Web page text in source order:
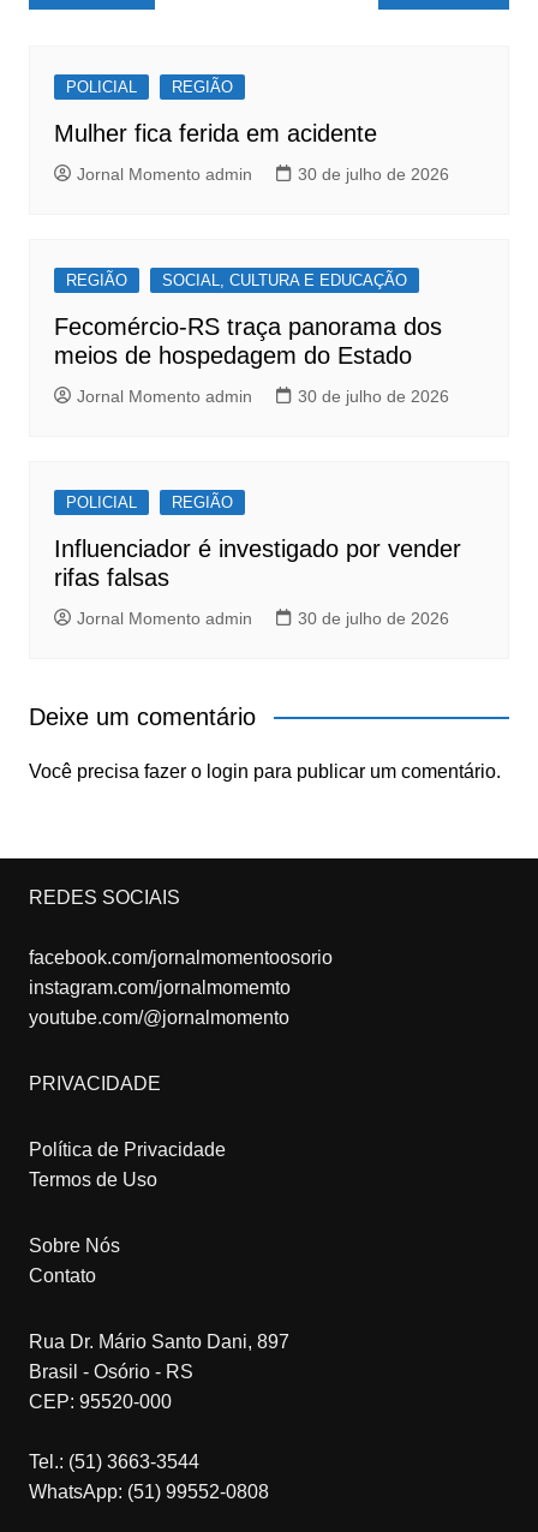
e
o
o
k
s
p
p
de
POLICIAL REGIÃO
Mulher fica ferida em acidente
Jornal Momento admin 30 de julho de 2026
REGIÃO SOCIAL, CULTURA E EDUCAÇÃO
Fecomércio-RS traça panorama dos
meios de hospedagem do Estado
Jornal Momento admin 30 de julho de 2026
POLICIAL REGIÃO
Influenciador é investigado por vender
rifas falsas
Jornal Momento admin 30 de julho de 2026
Deixe um comentário
Você precisa fazer o login para publicar um comentário.
REDES SOCIAIS
facebook.com/jornalmomentoosorio
instagram.com/jornalmomemto
youtube.com/@jornalmomento
PRIVACIDADE
Política de Privacidade
Termos de Uso
Sobre Nós
Contato
Rua Dr. Mário Santo Dani, 897
Brasil - Osório - RS
CEP: 95520-000
Tel.: (51) 3663-3544
WhatsApp: (51) 99552-0808